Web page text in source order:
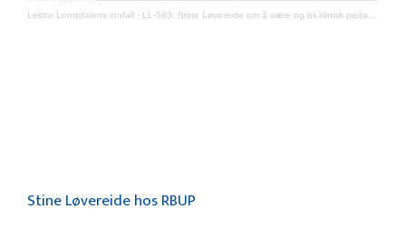
Lektor Lomsdalens innfall · LL-583: Stine Løvereide om å være og bli klinisk pedagog
Stine Løvereide hos RBUP